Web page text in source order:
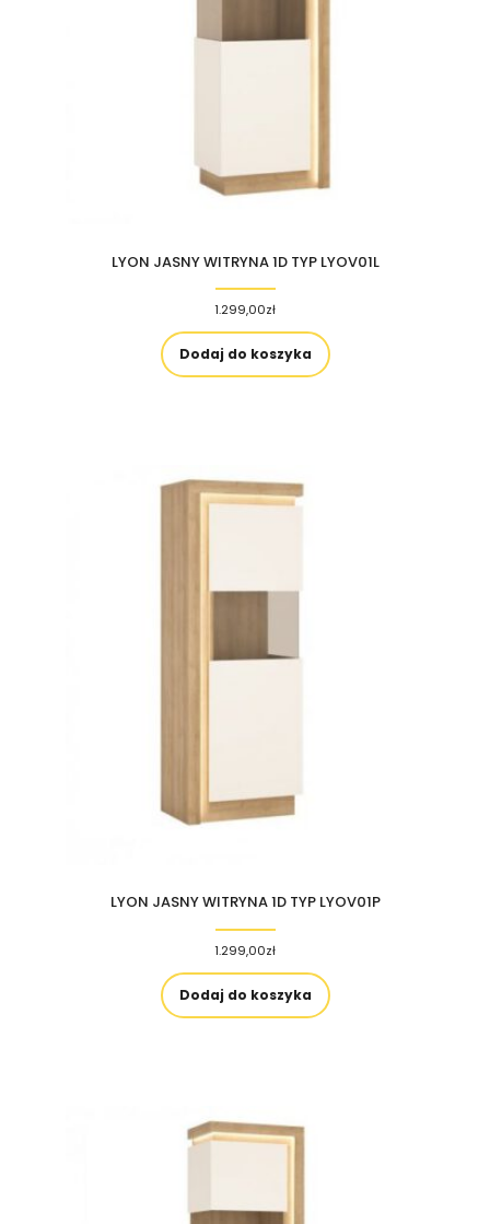
LYON JASNY WITRYNA 1D TYP LYOV01L
1.299,00zł
Dodaj do koszyka
LYON JASNY WITRYNA 1D TYP LYOV01P
1.299,00zł
Dodaj do koszyka